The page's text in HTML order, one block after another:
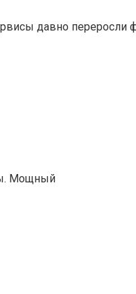
давно переросли
Мощный